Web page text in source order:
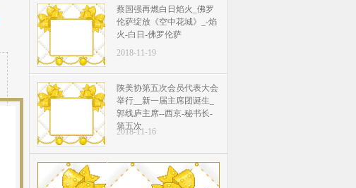
蔡国强再燃白日焰火_佛罗
伦萨绽放《空中花城》_-焰
火-白日-佛罗伦萨
2018-11-19
陕美协第五次会员代表大会
举行__新一届主席团诞生_
郭线庐主席--西京-秘书长-
第五次
2018-11-16